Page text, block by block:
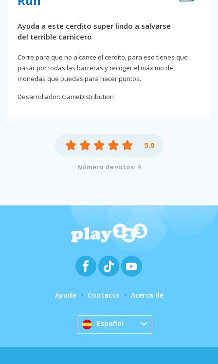
Ayuda a este cerdito super lindo a salvarse
del terrible carnicero
Corre para que no alcance el cerdito, para eso tienes que
pasar por todas las barreras y recoger el máximo de
monedas que puedas para hacer puntos.
Desarrollador: GameDistribution
5.0
Número de votos: 4
Ayuda Contacto Acerca de
Español